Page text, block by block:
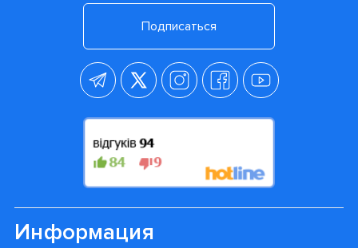
Подписаться
Информация